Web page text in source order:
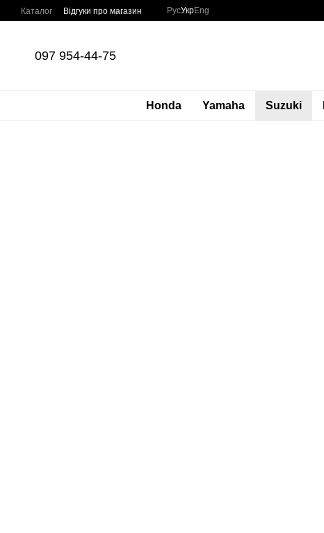
Перейти до основного контенту
Каталог Відгуки про магазин РусУкрEng
097 954-44-75
Honda Yamaha Suzuki